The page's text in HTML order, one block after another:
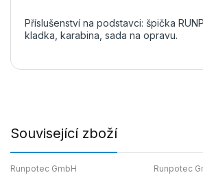
Příslušenství na podstavci: špička
kladka, karabina, sada na opravu.
Související zboží
Runpotec GmbH Runpotec